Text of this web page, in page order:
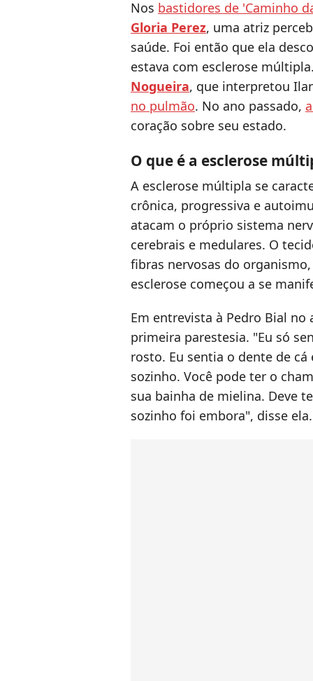
Nos bastidores de 'Caminho
Gloria Perez, uma atriz
saúde. Foi então que ela
estava com esclerose
Nogueira, que interpretou
no pulmão. No ano passado,
coração sobre seu estado.
O que é a esclerose
A esclerose múltipla se
crônica, progressiva e
atacam o próprio sistema
cerebrais e medulares. O
fibras nervosas do
esclerose começou a se
Em entrevista à Pedro Bial
primeira parestesia. "Eu só
rosto. Eu sentia o dente de
sozinho. Você pode ter o
sua bainha de mielina. Deve
sozinho foi embora", disse ela.